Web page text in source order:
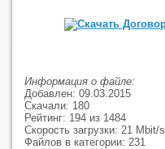
Информация о файле:
Добавлен: 09.03.2015
Скачали: 180
Рейтинг: 194 из 1484
Скорость загрузки: 21 Mbit/s
Файлов в категории: 231